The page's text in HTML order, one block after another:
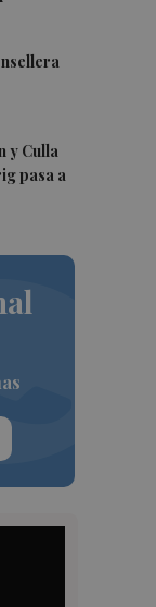
y Culla
pasa a